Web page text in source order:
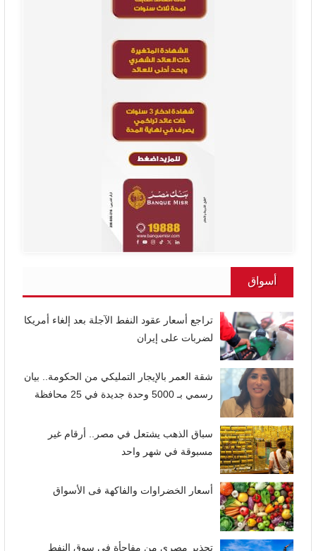
أسواق
تراجع أسعار عقود النفط الآجلة بعد إلغاء أمريكا
لضربات على إيران
شقة العمر بالإيجار التمليكي من الحكومة.. بيان
رسمي بـ 5000 وحدة جديدة في 25 محافظة
سباق الذهب يشتعل في مصر.. أرقام غير
مسبوقة في شهر واحد
أسعار الخضراوات والفاكهة فى الأسواق
تحذير مصري من مفاجأة في سوق النفط